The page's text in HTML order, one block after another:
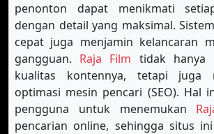
penonton dapat menikmati
dengan detail yang maksimal.
cepat juga menjamin kelancaran
gangguan. Raja Film tidak hanya
kualitas kontennya, tetapi juga
optimasi mesin pencari (SEO). Hal
pengguna untuk menemukan
pencarian online, sehingga situs